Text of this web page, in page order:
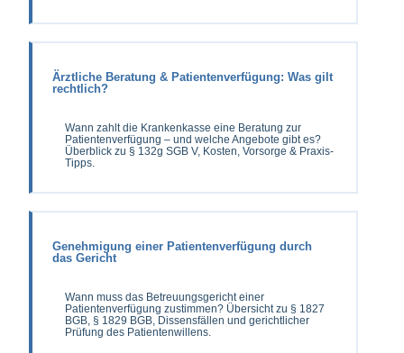
Ärztliche Beratung & Patientenverfügung: Was gilt
rechtlich?
Wann zahlt die Krankenkasse eine Beratung zur
Patientenverfügung – und welche Angebote gibt es?
Überblick zu § 132g SGB V, Kosten, Vorsorge & Praxis-
Tipps.
Genehmigung einer Patientenverfügung durch
das Gericht
Wann muss das Betreuungsgericht einer
Patientenverfügung zustimmen? Übersicht zu § 1827
BGB, § 1829 BGB, Dissensfällen und gerichtlicher
Prüfung des Patientenwillens.